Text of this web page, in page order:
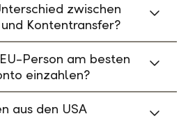
zwischen
Kontentransfer?
Person am besten
einzahlen?
aus den USA